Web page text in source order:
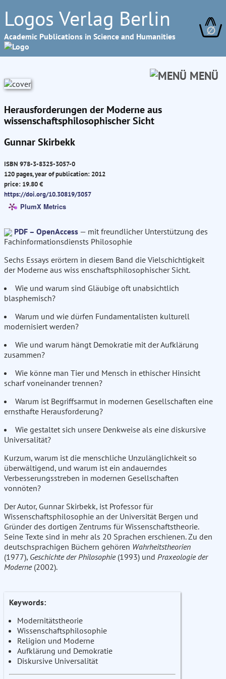
Logos Verlag Berlin
Academic Publications in Science and Humanities ∅
MENÜ
Herausforderungen der Moderne aus
wissenschaftsphilosophischer Sicht
Gunnar Skirbekk
ISBN 978-3-8325-3057-0
120 pages, year of publication: 2012
price: 19.80 €
https://doi.org/10.30819/3057
PlumX Metrics
PDF – OpenAccess — mit freundlicher Unterstützung des
Fachinformationsdiensts Philosophie
Sechs Essays erörtern in diesem Band die Vielschichtigkeit
der Moderne aus wiss enschaftsphilosophischer Sicht.
Wie und warum sind Gläubige oft unabsichtlich
blasphemisch?
Warum und wie dürfen Fundamentalisten kulturell
modernisiert werden?
Wie und warum hängt Demokratie mit der Aufklärung
zusammen?
Wie könne man Tier und Mensch in ethischer Hinsicht
scharf voneinander trennen?
Warum ist Begriffsarmut in modernen Gesellschaften eine
ernsthafte Herausforderung?
Wie gestaltet sich unsere Denkweise als eine diskursive
Universalität?
Kurzum, warum ist die menschliche Unzulänglichkeit so
überwältigend, und warum ist ein andauerndes
Verbesserungsstreben in modernen Gesellschaften
vonnöten?
Der Autor, Gunnar Skirbekk, ist Professor für
Wissenschaftsphilosophie an der Universität Bergen und
Gründer des dortigen Zentrums für Wissenschaftstheorie.
Seine Texte sind in mehr als 20 Sprachen erschienen. Zu den
deutschsprachigen Büchern gehören Wahrheitstheorien
(1977), Geschichte der Philosophie(1993) und Praxeologie der
Moderne(2002).
Keywords:
Modernitätstheorie
Wissenschaftsphilosophie
Religion und Moderne
Aufklärung und Demokratie
Diskursive Universalität